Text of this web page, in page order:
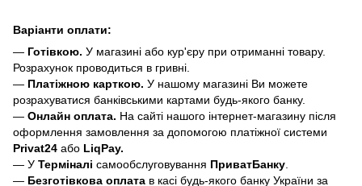
Варіанти оплати:
— Готівкою. У магазині або кур'єру при отриманні товару.
Розрахунок проводиться в гривні.
— Платіжною карткою. У нашому магазині Ви можете
розрахуватися банківськими картами будь-якого банку.
— Онлайн оплата. На сайті нашого інтернет-магазину після
оформлення замовлення за допомогою платіжної системи
Privat24 або LiqPay.
— У Терміналі самообслуговування ПриватБанку
— Безготівкова оплата в касі будь-якого банку України за